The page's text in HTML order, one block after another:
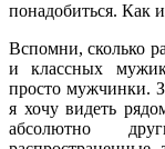
понадобиться. Как и
Вспомни, сколько
и классных
просто мужчинки.
я хочу видеть
абсолютно